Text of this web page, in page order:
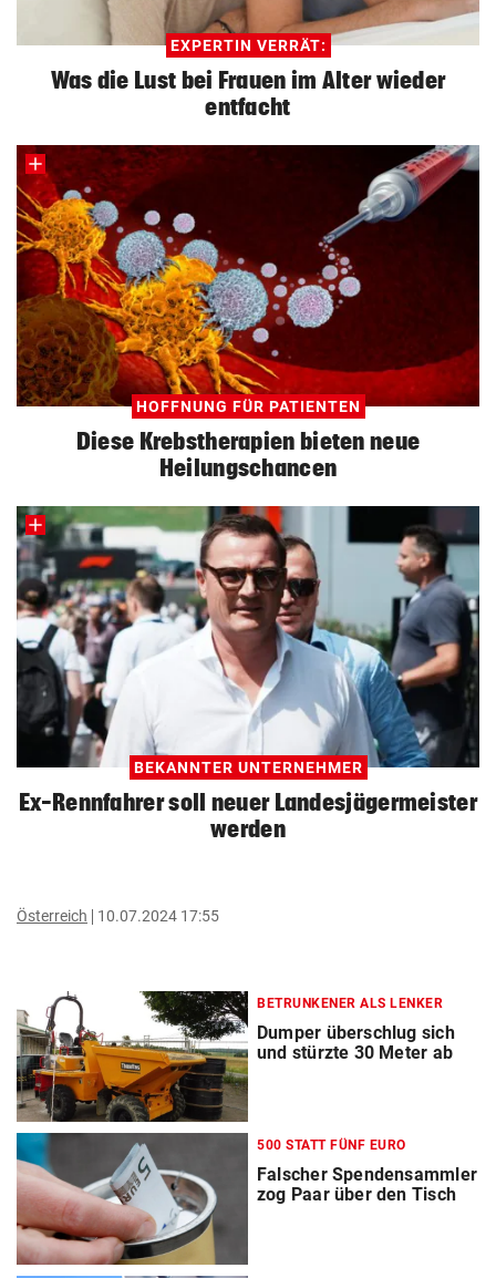
EXPERTIN VERRÄT:
Was die Lust bei Frauen im Alter wieder
entfacht
HOFFNUNG FÜR PATIENTEN
Diese Krebstherapien bieten neue
Heilungschancen
BEKANNTER UNTERNEHMER
Ex-Rennfahrer soll neuer Landesjägermeister
werden
Österreich 10.07.2024 17:55
BETRUNKENER ALS LENKER
Dumper überschlug sich
und stürzte 30 Meter ab
500 STATT FÜNF EURO
Falscher Spendensammler
zog Paar über den Tisch